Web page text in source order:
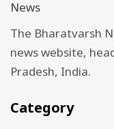
The Bharatvarsh
news website,
Pradesh, India.
Category